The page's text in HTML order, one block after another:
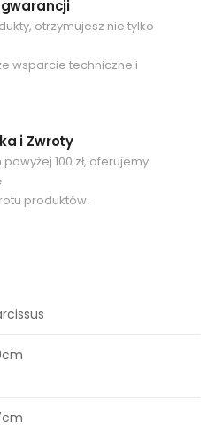
otrzymujesz nie tylko
wsparcie techniczne i
i Zwroty
100 zł, oferujemy
produktów.